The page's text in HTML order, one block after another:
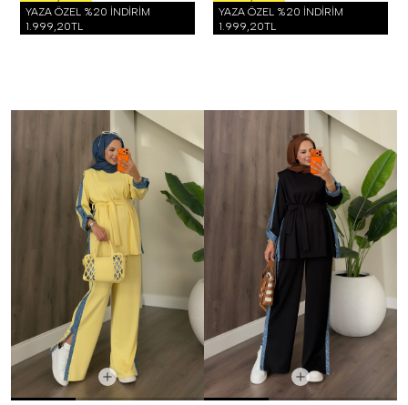
YAZA ÖZEL %20 İNDİRİM
1.999,20TL
YAZA ÖZEL %20 İNDİRİM
1.999,20TL